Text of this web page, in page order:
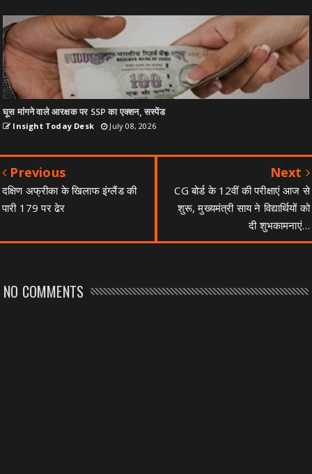
घूस मांगने वाले आरक्षक पर SSP का एक्शन, सस्पेंड
Insight Today Desk July 08, 2026
Previous
दक्षिण अफ्रीका के खिलाफ इंग्लैंड की
पारी 179 पर ढेर
Next
CG बोर्ड के 12वीं की परीक्षाएं आज से
शुरू, मुख्यमंत्री साय ने विद्यार्थियों को
दी शुभकामनाएं…
NO COMMENTS